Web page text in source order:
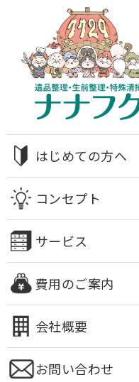
はじめての方へ
コンセプト
サービス
費用のご案内
会社概要
お問い合わせ